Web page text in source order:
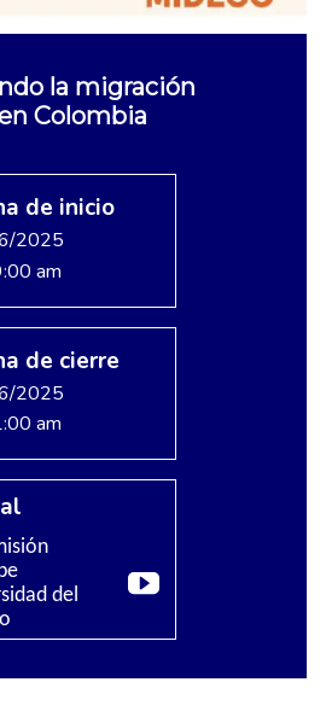
la migración
Colombia
de inicio
2025
am
de cierre
2025
am
del